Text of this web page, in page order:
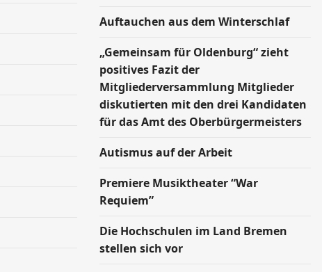
Auftauchen aus dem Winterschlaf
„Gemeinsam für Oldenburg“ zieht
positives Fazit der
Mitgliederversammlung Mitglieder
diskutierten mit den drei Kandidaten
für das Amt des Oberbürgermeisters
Autismus auf der Arbeit
Premiere Musiktheater “War
Requiem”
Die Hochschulen im Land Bremen
stellen sich vor